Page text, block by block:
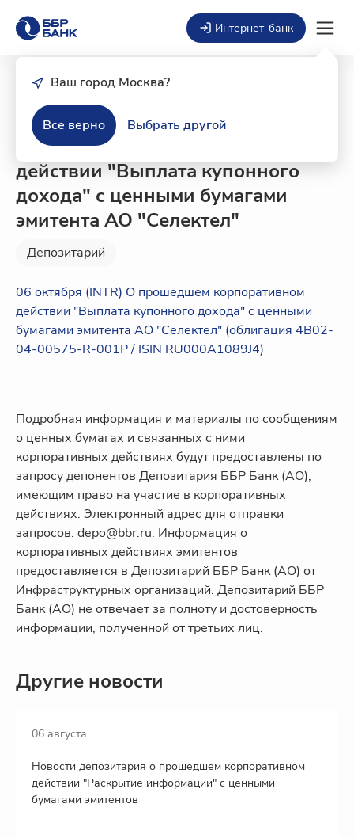
Интернет-банк
Ваш город Москва?
Все верно Выбрать другой
Новости депозитария
опрошедшем корпоративном
действии "Выплата купонного
дохода" с ценными бумагами
эмитента АО "Селектел"
Депозитарий
06 октября (INTR) О прошедшем корпоративном
действии "Выплата купонного дохода" с ценными
бумагами эмитента АО "Селектел" (облигация 4B02-
04-00575-R-001P / ISIN RU000A1089J4)
Подробная информация и материалы по сообщениям
о ценных бумагах и связанных с ними
корпоративных действиях будут предоставлены по
запросу депонентов Депозитария ББР Банк (АО),
имеющим право на участие в корпоративных
действиях. Электронный адрес для отправки
запросов: depo@bbr.ru. Информация о
корпоративных действиях эмитентов
предоставляется в Депозитарий ББР Банк (АО) от
Инфраструктурных организаций. Депозитарий ББР
Банк (АО) не отвечает за полноту и достоверность
информации, полученной от третьих лиц.
Другие новости
06 августа
Новости депозитария о прошедшем корпоративном
действии "Раскрытие информации" с ценными
бумагами эмитентов